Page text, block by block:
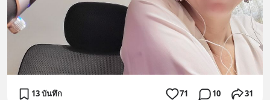
13 บันทึก 71 10 31